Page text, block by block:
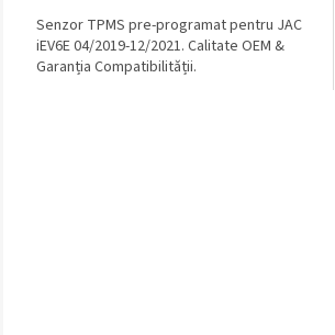
Senzor TPMS pre-programat pentru JAC
iEV6E 04/2019-12/2021. Calitate OEM &
Garanția Compatibilității.